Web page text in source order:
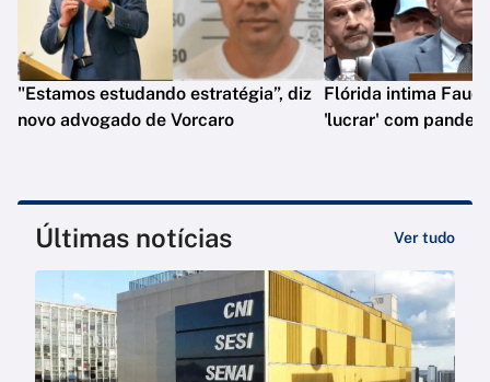
"Estamos estudando estratégia”, diz
novo advogado de Vorcaro
Flórida intima
'lucrar' com
Últimas notícias Ver tudo